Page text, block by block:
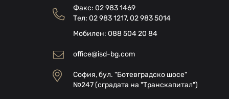
е-
бюлетин:
поверителност
Факс:02 983 1469
Тел:02 983 1217,02 983 5014
Мобилен:088 504 20 84
office@isd-bg.com
София, бул. "Ботевградско шосе"
№247 (сградата на "Транскапитал")